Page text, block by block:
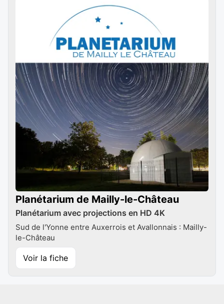
Planétarium de Mailly-le-Château
Planétarium avec projections en HD 4K
Sud de l'Yonne entre Auxerrois et Avallonnais : Mailly-
le-Château
Voir la fiche